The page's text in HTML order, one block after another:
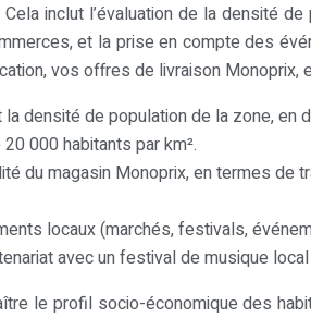
inclut l’évaluation de la densité
et la prise en compte des
vos offres de livraison
densité de population de la zone,
000 habitants par km².
du magasin Monoprix, en termes
locaux (marchés, festivals,
avec un festival de musique
le profil socio-économique des